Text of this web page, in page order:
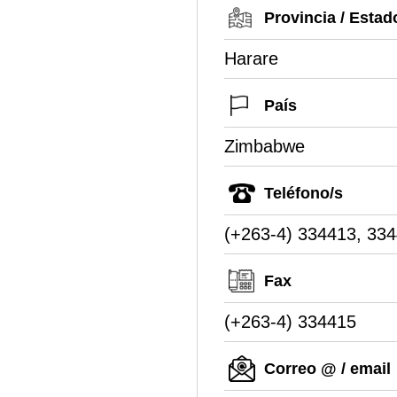
Provincia /
Harare
País
Zimbabwe
Teléfono/s
(+263-4) 334413,
Fax
(+263-4) 334415
Correo @ / email